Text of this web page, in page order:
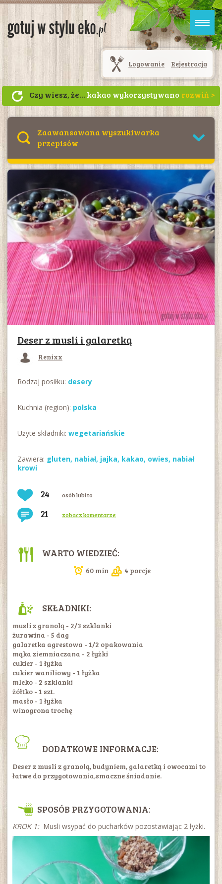
Logowanie Rejestracja
Czy wiesz, że... kakao wykorzystywano
głównie do sporządzania gorzkiego
napoju xocolatl (ziarna poddane
wodą, miodem, mączką kukurydzianą
oraz chilli)
Zaawansowana wyszukiwarka
przepisów
Deser z musli i galaretką
Renixx
Rodzaj posiłku: desery
Kuchnia (region): polska
Użyte składniki: wegetariańskie
Zawiera: gluten, nabiał, jajka, kakao, owies, nabiał
krowi
24 osób lubi to
21 zobacz komentarze
WARTO WIEDZIEĆ:
60 min 4 porcje
SKŁADNIKI:
musli z granolą - 2/3 szklanki
żurawina - 5 dag
galaretka agrestowa - 1/2 opakowania
mąka ziemniaczana - 2 łyżki
cukier - 1 łyżka
cukier waniliowy - 1 łyżka
mleko - 2 szklanki
żółtko - 1 szt.
masło - 1 łyżka
winogrona trochę
DODATKOWE INFORMACJE:
Deser z musli z granolą, budyniem, galaretką i owocami to
łatwe do przygotowania,smaczne śniadanie.
SPOSÓB PRZYGOTOWANIA:
KROK 1:Musli wsypać do pucharków pozostawiając 2 łyżki.